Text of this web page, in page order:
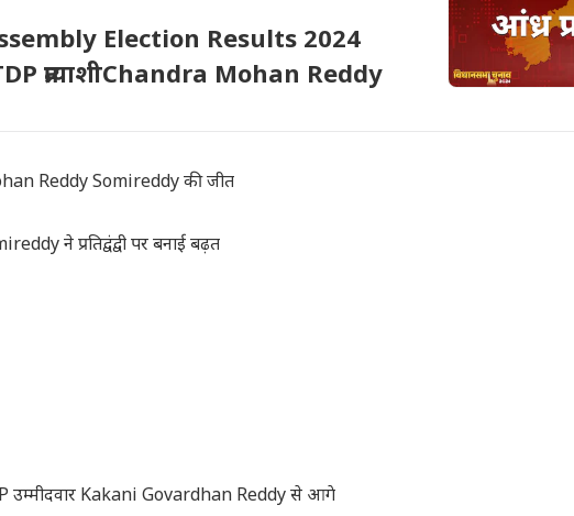
Election Results 2024
प्रत्याशीChandra Mohan Reddy
Reddy Somireddy की जीत
ने प्रतिद्वंद्वी पर बनाई बढ़त
उम्मीदवार Kakani Govardhan Reddy से आगे